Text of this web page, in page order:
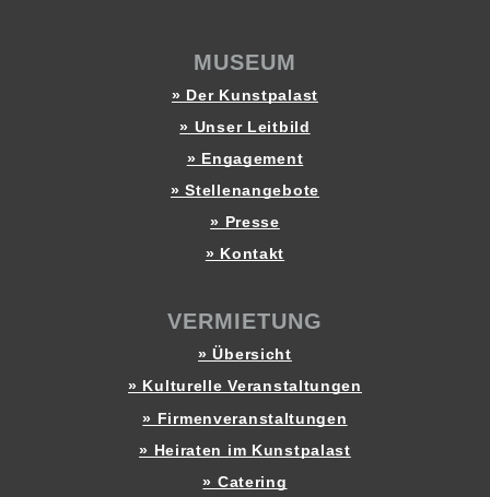
MUSEUM
» Der Kunstpalast
» Unser Leitbild
» Engagement
» Stellenangebote
» Presse
» Kontakt
VERMIETUNG
» Übersicht
» Kulturelle Veranstaltungen
» Firmenveranstaltungen
» Heiraten im Kunstpalast
» Catering